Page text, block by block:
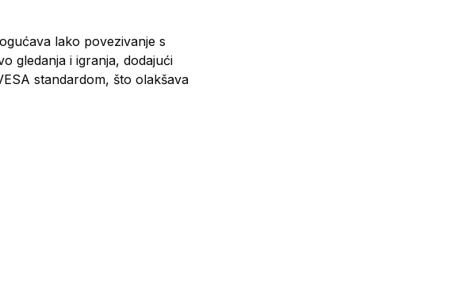
lako povezivanje s
gledanja i igranja, dodajući
standardom, što olakšava